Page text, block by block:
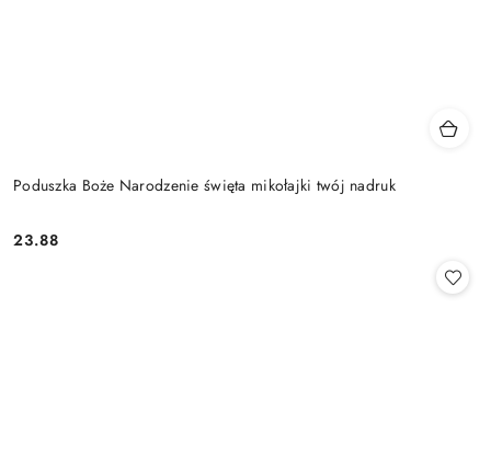
Poduszka Boże Narodzenie święta mikołajki twój nadruk
Cena:
23.88